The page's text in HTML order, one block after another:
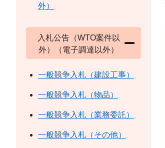
外）
入札公告（WTO案件以
外）（電子調達以外）
一般競争入札（建設工事）
一般競争入札（物品）
一般競争入札（業務委託）
一般競争入札（その他）